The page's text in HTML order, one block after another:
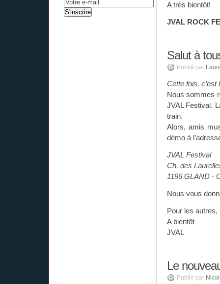
A très bientôt!
JVAL ROCK
Salut à
Publié par
Cette fois, c’est
Nous sommes
JVAL Festival.
train.
Alors, amis
démo à
JVAL Festival
Ch. des
1196 GLAND -
Nous vous
Pour les
A bientôt
JVAL
Le
Publié par